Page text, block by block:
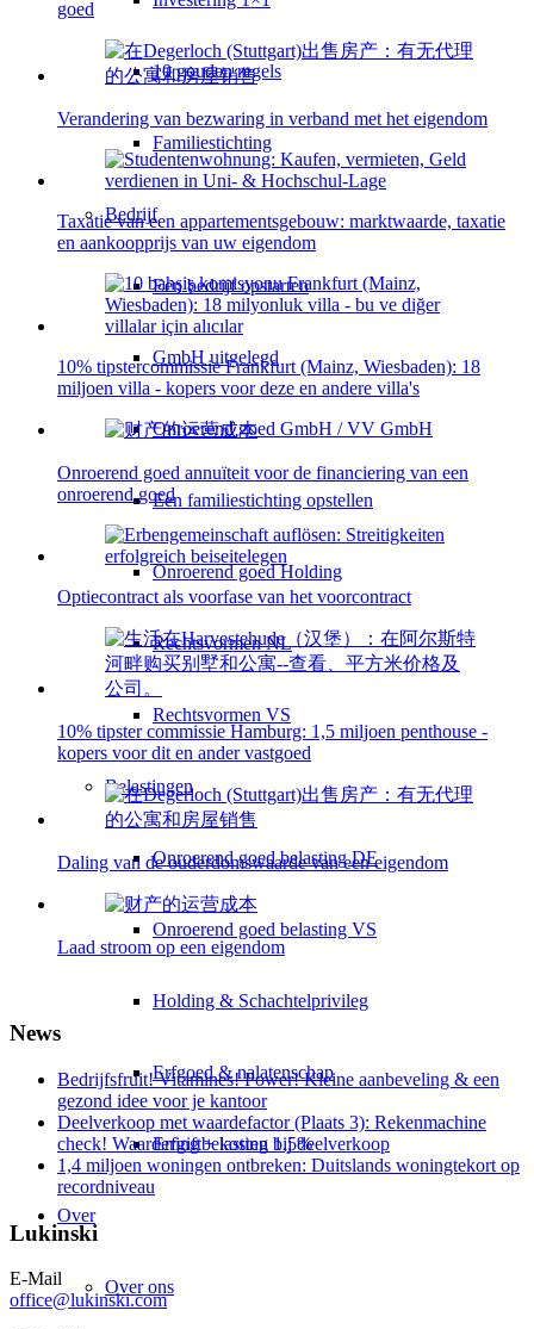
10 gouden regels
Familiestichting
Bedrijf
Een bedrijf opstarten
GmbH uitgelegd
Onroerend goed GmbH / VV GmbH
Een familiestichting opstellen
Onroerend goed Holding
Rechtsvormen NL
Rechtsvormen VS
Belastingen
Onroerend goed belasting DE
Onroerend goed belasting VS
Holding & Schachtelprivileg
Erfgoed & nalatenschap
Erfgiftbelasting 1,5%
Over
Over ons
goed
Verandering van bezwaring in verband met het eigendom
Taxatie van een appartementsgebouw: marktwaarde, taxatie
en aankoopprijs van uw eigendom
10% tipstercommissie Frankfurt (Mainz, Wiesbaden): 18
miljoen villa - kopers voor deze en andere villa's
Onroerend goed annuïteit voor de financiering van een
onroerend goed
Optiecontract als voorfase van het voorcontract
10% tipster commissie Hamburg: 1,5 miljoen penthouse -
kopers voor dit en ander vastgoed
Daling van de ouderdomswaarde van een eigendom
Laad stroom op een eigendom
News
Bedrijfsfruit! Vitamines! Power! Kleine aanbeveling & een
gezond idee voor je kantoor
Deelverkoop met waardefactor (Plaats 3): Rekenmachine
check! Waardering + kosten bij deelverkoop
1,4 miljoen woningen ontbreken: Duitslands woningtekort op
recordniveau
Lukinski
E-Mail
office@lukinski.com